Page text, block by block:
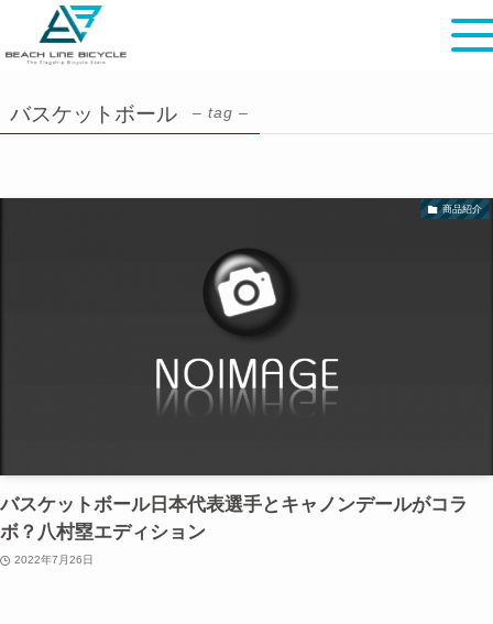
バスケットボール – tag –
商品紹介
バスケットボール日本代表選手とキャノンデールがコラ
ボ？八村塁エディション
2022年7月26日